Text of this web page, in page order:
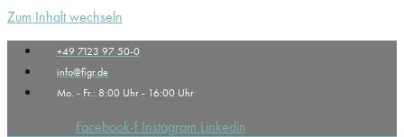
Zum Inhalt wechseln
+49 7123 97 50-0
info@figr.de
Mo. - Fr.: 8:00 Uhr - 16:00 Uhr
Facebook-f Instagram Linkedin